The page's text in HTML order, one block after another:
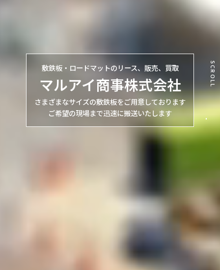
SCROLL
敷鉄板・ロードマットのリース、販売、買取
マルアイ商事株式会社
さまざまなサイズの敷鉄板をご用意しております
ご希望の現場まで迅速に搬送いたします